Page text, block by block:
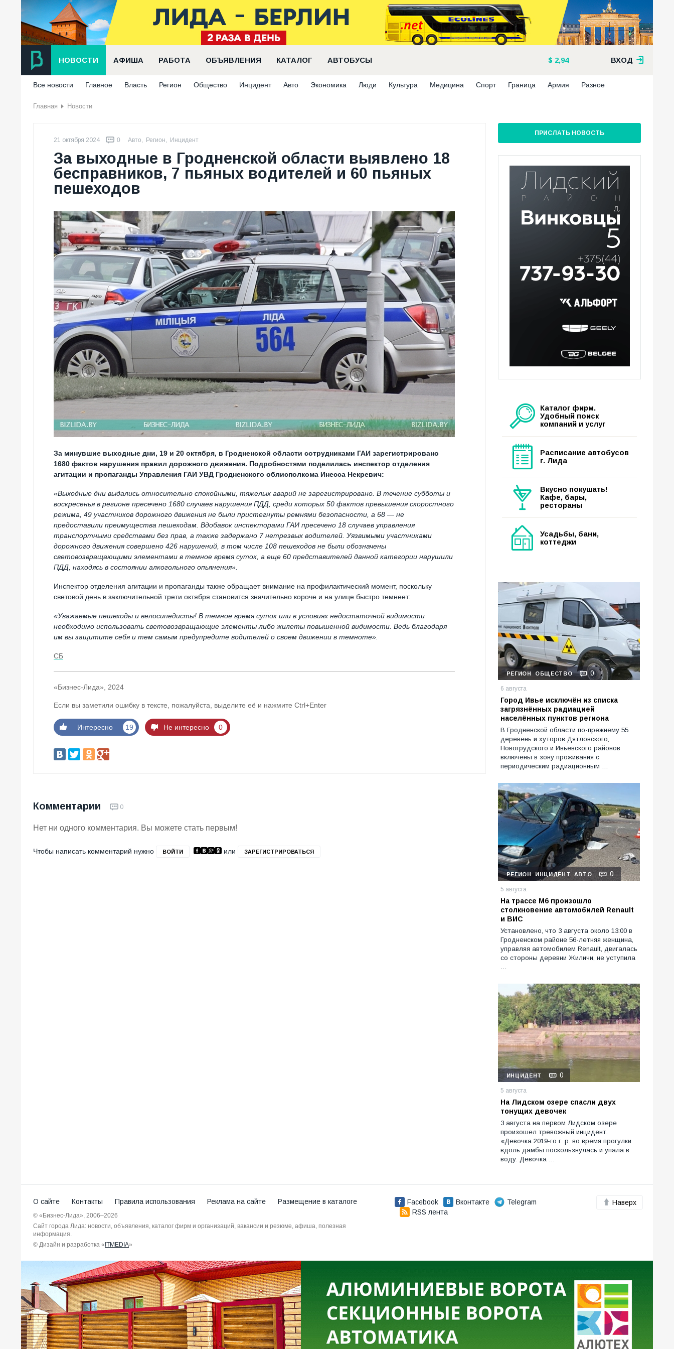
НОВОСТИ АФИША РАБОТА ОБЪЯВЛЕНИЯ КАТАЛОГ АВТОБУСЫ 2,94 ВХОД
Все новости Главное Власть Регион Общество Инцидент Авто Экономика Люди Культура Медицина Спорт Граница Армия Разное
Главная Новости
21 октября 2024 0 Авто, Регион, Инцидент
За выходные в Гродненской области выявлено 18
бесправников, 7 пьяных водителей и 60 пьяных
пешеходов
За минувшие выходные дни, 19 и 20 октября, в Гродненской области сотрудниками ГАИ зарегистрировано
1680 фактов нарушения правил дорожного движения. Подробностями поделилась инспектор отделения
агитации и пропаганды Управления ГАИ УВД Гродненского облисполкома Инесса Некревич:
«Выходные дни выдались относительно спокойными, тяжелых аварий не зарегистрировано. В течение субботы и
воскресенья в регионе пресечено 1680 случаев нарушения ПДД, среди которых 50 фактов превышения скоростного
режима, 49 участников дорожного движения не были пристегнуты ремнями безопасности, а 68 — не
предоставили преимущества пешеходам. Вдобавок инспекторами ГАИ пресечено 18 случаев управления
транспортными средствами без прав, а также задержано 7 нетрезвых водителей. Уязвимыми участниками
дорожного движения совершено 426 нарушений, в том числе 108 пешеходов не были обозначены
световозвращающими элементами в темное время суток, а еще 60 представителей данной категории нарушили
ПДД, находясь в состоянии алкогольного опьянения».
Инспектор отделения агитации и пропаганды также обращает внимание на профилактический момент, поскольку
световой день в заключительной трети октября становится значительно короче и на улице быстро темнеет:
«Уважаемые пешеходы и велосипедисты! В темное время суток или в условиях недостаточной видимости
необходимо использовать световозвращающие элементы либо жилеты повышенной видимости. Ведь благодаря
им вы защитите себя и тем самым предупредите водителей о своем движении в темноте».
СБ
«Бизнес-Лида», 2024
Если вы заметили ошибку в тексте, пожалуйста, выделите её и нажмите Ctrl+Enter
Интересно 19 Не интересно 0
Комментарии 0
Нет ни одного комментария. Вы можете стать первым!
Чтобы написать комментарий нужно ВОЙТИ или ЗАРЕГИСТРИРОВАТЬСЯ
ПРИСЛАТЬ НОВОСТЬ
Каталог фирм.
Удобный поиск
компаний и услуг
Расписание автобусов
г. Лида
Вкусно покушать!
Кафе, бары,
рестораны
Усадьбы, бани,
коттеджи
РЕГИОН ОБЩЕСТВО 0
6 августа
Город Ивье исключён из списка
загрязнённых радиацией
населённых пунктов региона
В Гродненской области по-прежнему 55
деревень и хуторов Дятловского,
Новогрудского и Ивьевского районов
включены в зону проживания с
периодическим радиационным …
РЕГИОН ИНЦИДЕНТ АВТО 0
5 августа
На трассе М6 произошло
столкновение автомобилей Renault
и ВИС
Установлено, что 3 августа около 13:00 в
Гродненском районе 56-летняя женщина,
управляя автомобилем Renault, двигалась
со стороны деревни Жиличи, не уступила
…
ИНЦИДЕНТ 0
5 августа
На Лидском озере спасли двух
тонущих девочек
3 августа на первом Лидском озере
произошел тревожный инцидент.
«Девочка 2019-го г. р. во время прогулки
вдоль дамбы поскользнулась и упала в
воду. Девочка …
О сайте Контакты Правила использования Реклама на сайте Размещение в каталоге
© «Бизнес-Лида», 2006–2026
Сайт города Лида: новости, объявления, каталог фирм и организаций, вакансии и резюме, афиша, полезная
информация.
© Дизайн и разработка « ITMEDIA»
Facebook Вконтакте
Telegram
RSS лента
Наверх